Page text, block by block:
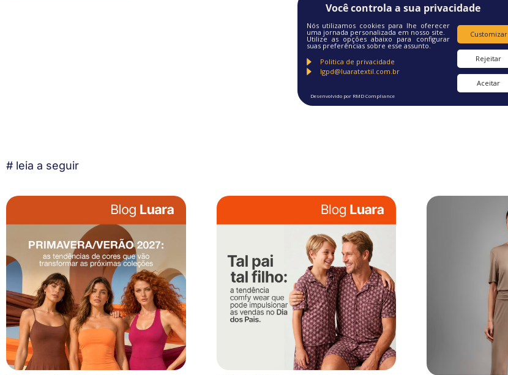
# leia a seguir
Você controla a sua privacidade
Nós utilizamos cookies para lhe oferecer
uma jornada personalizada em nosso site.
Utilize as opções abaixo para configurar
suas preferências sobre esse assunto.
Politica de privacidade
lgpd@luaratextil.com.br
Customizar
Rejeitar
Aceitar
Desenvolvido por RMD Compliance